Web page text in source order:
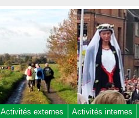
Activités externes Activités internes